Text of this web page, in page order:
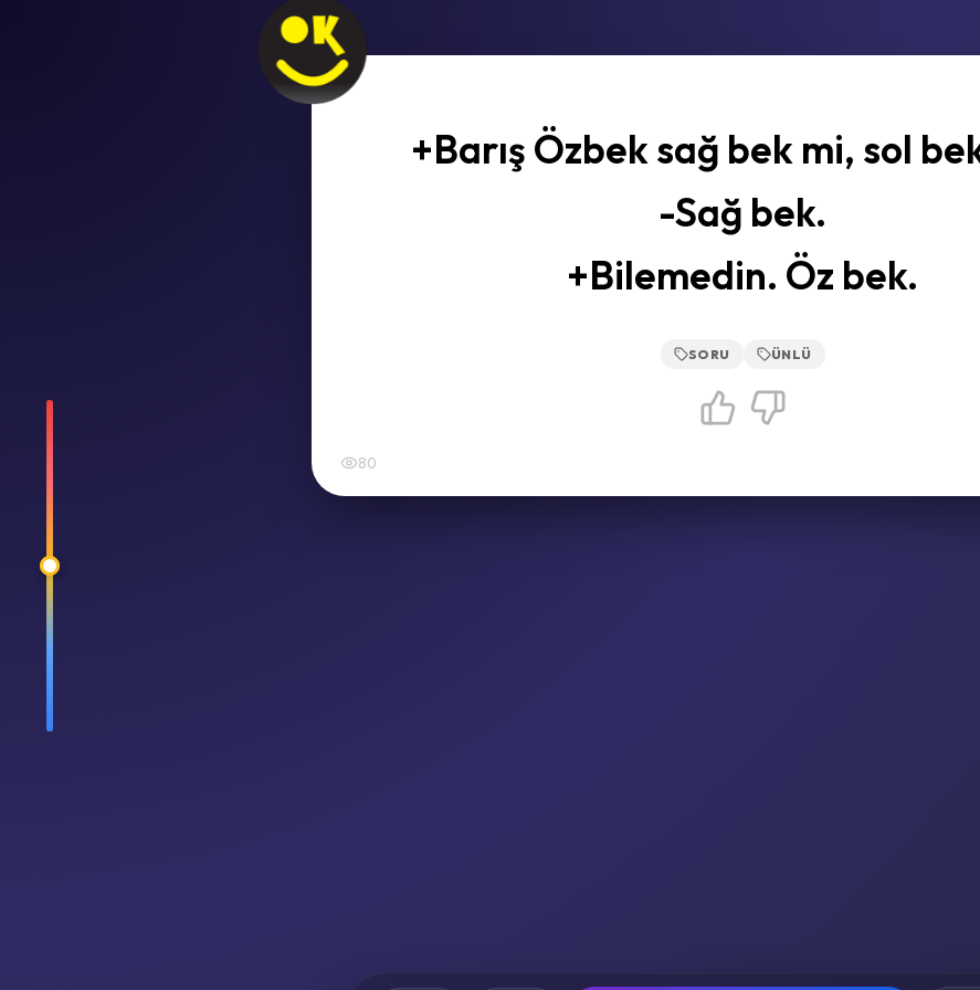
+Barış Özbek sağ bek mi, sol
-Sağ bek.
+Bilemedin. Öz bek.
SORU ÜNLÜ
80